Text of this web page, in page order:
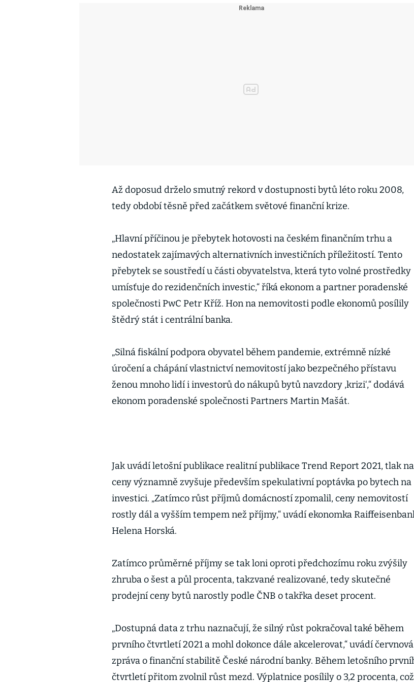
Až doposud drželo smutný rekord v dostupnosti bytů léto roku 2008,
tedy období těsně před začátkem světové finanční krize.
„Hlavní příčinou je přebytek hotovosti na českém finančním trhu a
nedostatek zajímavých alternativních investičních příležitostí. Tento
přebytek se soustředí u části obyvatelstva, která tyto volné prostředky
umísťuje do rezidenčních investic,“ říká ekonom a partner poradenské
společnosti PwC Petr Kříž. Hon na nemovitosti podle ekonomů posílily
štědrý stát i centrální banka.
„Silná fiskální podpora obyvatel během pandemie, extrémně nízké
úročení a chápání vlastnictví nemovitostí jako bezpečného přístavu
ženou mnoho lidí i investorů do nákupů bytů navzdory ,krizi‘,“ dodává
ekonom poradenské společnosti Partners Martin Mašát.
Jak uvádí letošní publikace realitní publikace Trend Report 2021, tlak na
ceny významně zvyšuje především spekulativní poptávka po bytech na
investici. „Zatímco růst příjmů domácností zpomalil, ceny nemovitostí
rostly dál a vyšším tempem než příjmy,“ uvádí ekonomka
Helena Horská.
Zatímco průměrné příjmy se tak loni oproti předchozímu roku zvýšily
zhruba o šest a půl procenta, takzvané realizované, tedy skutečné
prodejní ceny bytů narostly podle ČNB o takřka deset procent.
„Dostupná data z trhu naznačují, že silný růst pokračoval také během
prvního čtvrtletí 2021 a mohl dokonce dále akcelerovat,“ uvádí červnová
zpráva o finanční stabilitě České národní banky. Během letošního
čtvrtletí přitom zvolnil růst mezd. Výplatnice posílily o 3,2 procenta, což